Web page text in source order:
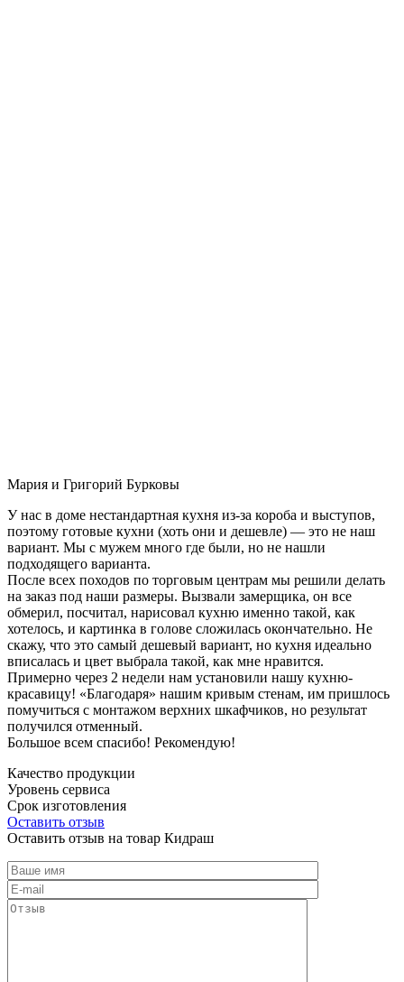
Мария и Григорий Бурковы
У нас в доме нестандартная кухня из-за короба и выступов,
поэтому готовые кухни (хоть они и дешевле) — это не наш
вариант. Мы с мужем много где были, но не нашли
подходящего варианта.
После всех походов по торговым центрам мы решили делать
на заказ под наши размеры. Вызвали замерщика, он все
обмерил, посчитал, нарисовал кухню именно такой, как
хотелось, и картинка в голове сложилась окончательно. Не
скажу, что это самый дешевый вариант, но кухня идеально
вписалась и цвет выбрала такой, как мне нравится.
Примерно через 2 недели нам установили нашу кухню-
красавицу! «Благодаря» нашим кривым стенам, им пришлось
помучиться с монтажом верхних шкафчиков, но результат
получился отменный.
Большое всем спасибо! Рекомендую!
Качество продукции
Уровень сервиса
Срок изготовления
Оставить отзыв
Оставить отзыв на товар Кидраш